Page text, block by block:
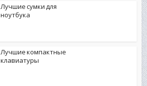
Лучшие сумки для
ноутбука
Лучшие компактные
клавиатуры